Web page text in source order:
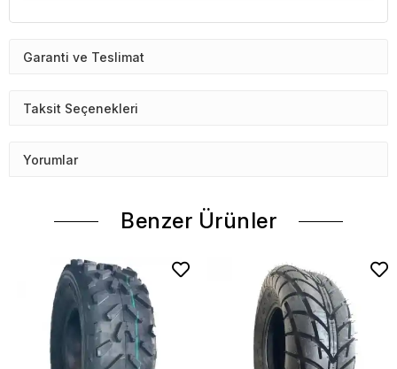
Garanti ve Teslimat
Taksit Seçenekleri
Yorumlar
Benzer Ürünler